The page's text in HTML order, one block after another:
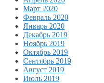
Март 2020
Февраль 2020
Январь 2020
Декабрь 2019
Ноябрь 2019
Октябрь 2019
Сентябрь 2019
Август 2019
Июль 2019